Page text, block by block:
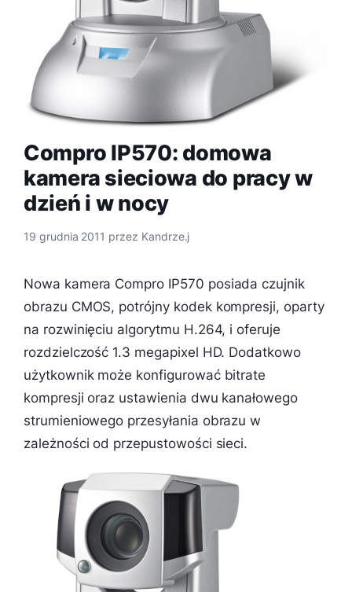
Compro IP570: domowa
kamera sieciowa do pracy w
dzień i w nocy
19 grudnia 2011 przez Kandrze.j
Nowa kamera Compro IP570 posiada czujnik
obrazu CMOS, potrójny kodek kompresji, oparty
na rozwinięciu algorytmu H.264, i oferuje
rozdzielczość 1.3 megapixel HD. Dodatkowo
użytkownik może konfigurować bitrate
kompresji oraz ustawienia dwu kanałowego
strumieniowego przesyłania obrazu w
zależności od przepustowości sieci.